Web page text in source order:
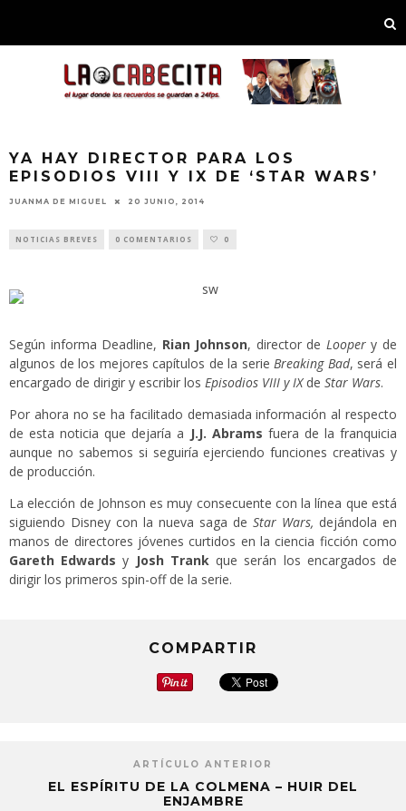
YA HAY DIRECTOR PARA LOS
EPISODIOS VIII Y IX DE ‘STAR WARS’
JUANMA DE MIGUEL 20 JUNIO, 2014
NOTICIAS BREVES 0 COMENTARIOS 0
Según informa Deadline, Rian Johnson, director de Loopery de
algunos de los mejores capítulos de la serieBreaking Bad, será el
encargado de dirigir y escribir los Episodios VIII y IXde Star Wars.
Por ahora no se ha facilitado demasiada información al respecto
de esta noticia que dejaría a J.J. Abrams fuera de la franquicia
aunque no sabemos si seguiría ejerciendo funciones creativas y
de producción.
La elección de Johnson es muy consecuente con la línea que está
siguiendo Disney con la nueva saga de Star Wars, dejándola en
manos de directores jóvenes curtidos en la ciencia ficción como
Gareth Edwards y Josh Trankque serán los encargados de
dirigir los primeros spin-off de la serie.
COMPARTIR
ARTÍCULO ANTERIOR
EL ESPÍRITU DE LA COLMENA – HUIR DEL
ENJAMBRE